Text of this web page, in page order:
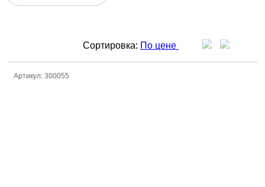
Сортировка: По цене
Артикул: 300055